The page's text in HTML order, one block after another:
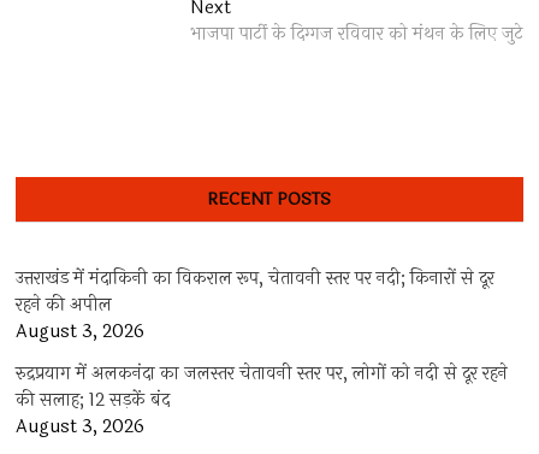
NextNext
post:
भाजपा पार्टी के दिग्गज रविवार को मंथन के लिए जुटे
RECENT POSTS
उत्तराखंड में मंदाकिनी का विकराल रूप, चेतावनी स्तर पर नदी; किनारों से दूर
रहने की अपील
August 3, 2026
रुद्रप्रयाग में अलकनंदा का जलस्तर चेतावनी स्तर पर, लोगों को नदी से दूर रहने
की सलाह; 12 सड़कें बंद
August 3, 2026